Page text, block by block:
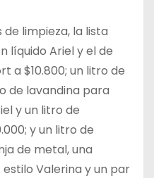
limpieza, la lista
líquido Ariel y el de
a $10.800; un litro de
de lavandina para
y un litro de
y un litro de
de metal, una
Valerina y un par